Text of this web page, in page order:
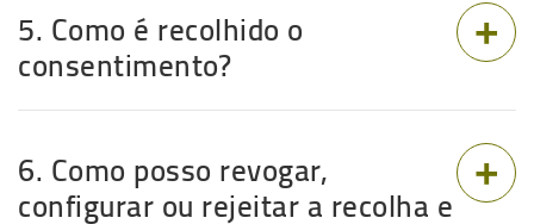
5. Como é recolhido o
consentimento?
6. Como posso revogar,
configurar ou rejeitar a recolha e